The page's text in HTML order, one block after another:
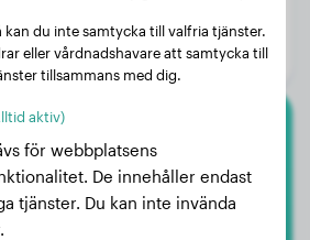
3 år
Hanhund
Cane Corso
Louis
kan du inte samtycka till valfria tjänster.
eller vårdnadshavare att samtycka till
tillsammans med dig.
aktiv)
för webbplatsens
De innehåller endast
tjänster. Du kan inte invända